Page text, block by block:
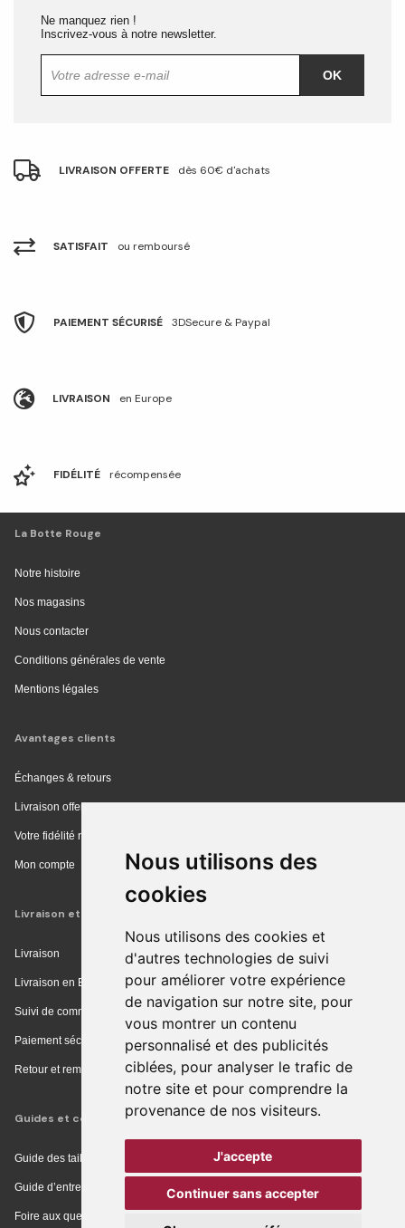
Nous utilisons des
cookies
Nous utilisons des cookies et
d'autres technologies de suivi
pour améliorer votre expérience
de navigation sur notre site, pour
vous montrer un contenu
personnalisé et des publicités
ciblées, pour analyser le trafic de
notre site et pour comprendre la
provenance de nos visiteurs.
J'accepte
Continuer sans accepter
Ne manquez rien !
Inscrivez-vous à notre newsletter.
OK
LIVRAISON OFFERTE dès 60€ d'achats
SATISFAIT ou remboursé
PAIEMENT SÉCURISÉ 3DSecure & Paypal
LIVRAISON en Europe
FIDÉLITÉ récompensée
La Botte Rouge
Notre histoire
Nos magasins
Nous contacter
Conditions générales de vente
Mentions légales
Avantages clients
Échanges & retours
Livraison offerte en magasin
Votre fidélité récompensée
Mon compte
Livraison et achat
Livraison
Livraison en Europe
Suivi de commande
Paiement sécurisé
Retour et remboursement
Guides et conseils
Guide des tailles
Guide d’entretien
Foire aux questions